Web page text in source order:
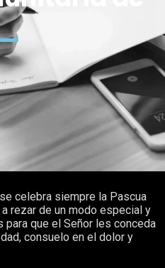
celebra siempre la Pascua
rezar de un modo especial y
que el Señor les conceda
consuelo en el dolor y